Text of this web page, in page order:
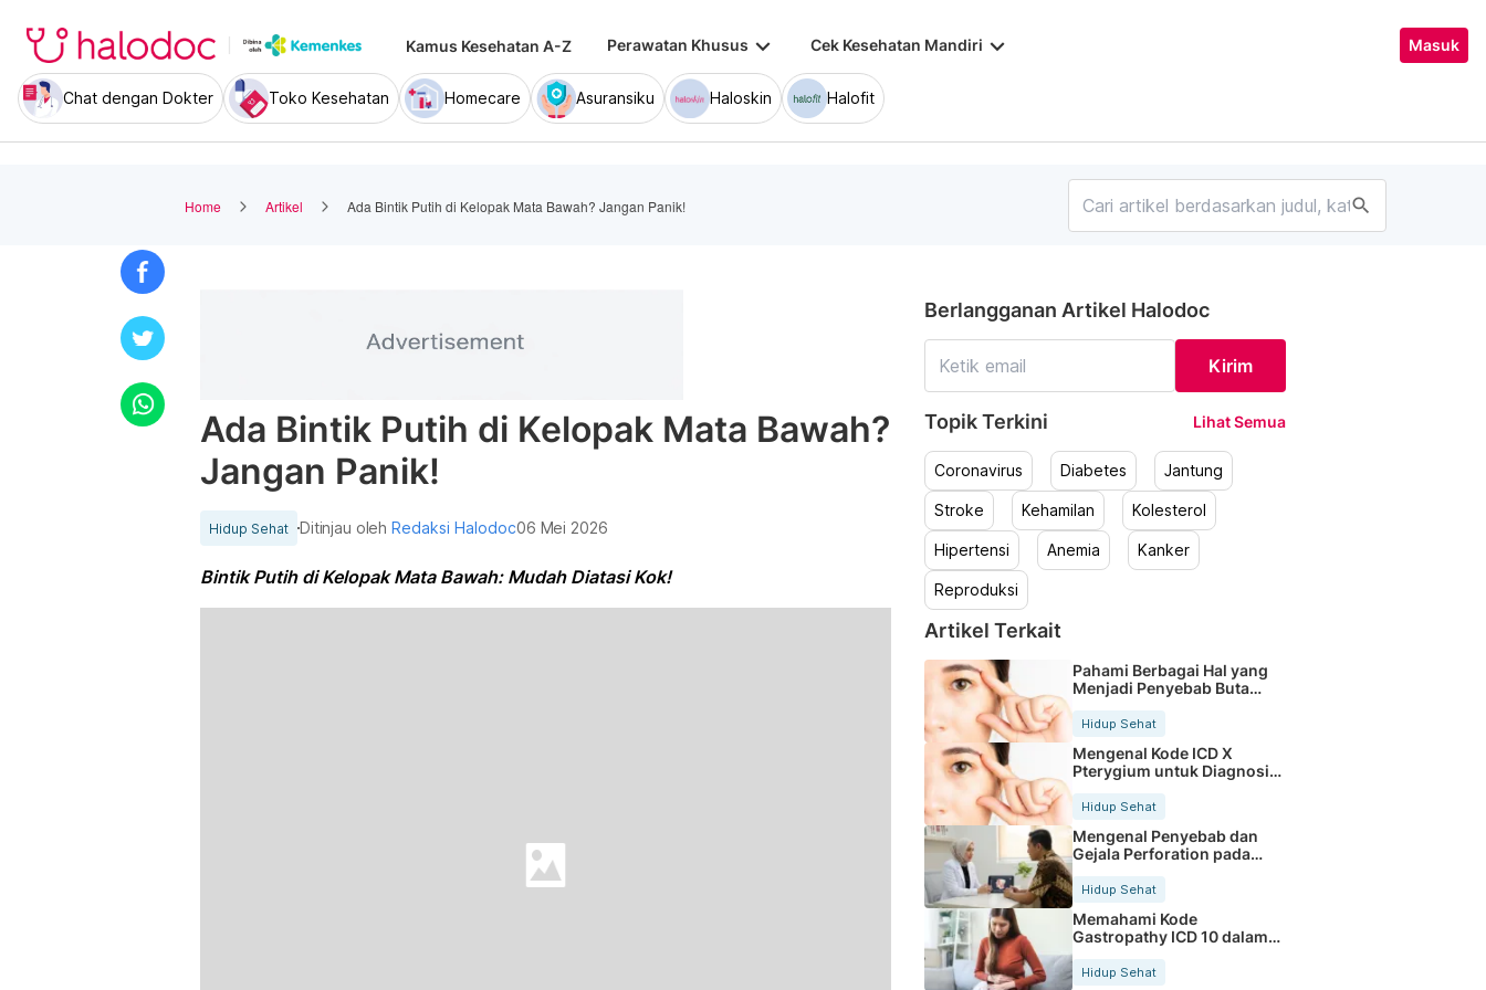
Kamus Kesehatan A-Z Perawatan Khusus keyboard_arrow_down Cek Kesehatan Mandiri keyboard_arrow_down Masuk
Chat dengan Dokter Toko Kesehatan Homecare Asuransiku Haloskin Halofit
Home Artikel Ada Bintik Putih di Kelopak Mata Bawah? Jangan Panik! search
Ada Bintik Putih di Kelopak Mata Bawah?
Jangan Panik!
Hidup Sehat Ditinjau olehRedaksi Halodoc06 Mei 2026
Bintik Putih di Kelopak Mata Bawah: Mudah Diatasi Kok!
Berlangganan Artikel Halodoc
Kirim
Topik Terkini Lihat Semua
Coronavirus Diabetes Jantung
Stroke Kehamilan Kolesterol
Hipertensi Anemia Kanker
Reproduksi
Artikel Terkait
Pahami Berbagai Hal yang
Menjadi Penyebab Buta
Hidup Sehat
Mengenal Kode ICD X
Pterygium untuk Diagnosis
Hidup Sehat
Mengenal Penyebab dan
Gejala Perforation pada
Tubuh
Hidup Sehat
Memahami Kode
Gastropathy ICD 10 dalam
Rekam Medis Pasien
Hidup Sehat